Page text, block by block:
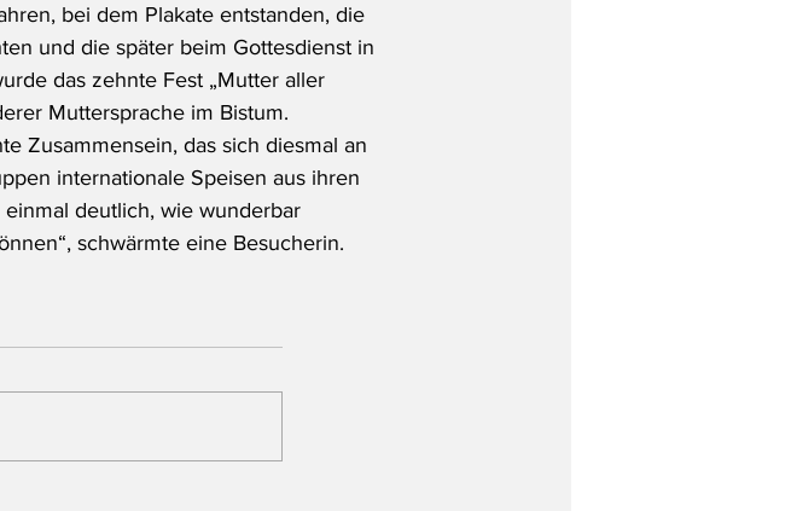
bei dem Plakate entstanden, die
und die später beim Gottesdienst in
das zehnte Fest „Mutter aller
Muttersprache im Bistum.
Zusammensein, das sich diesmal an
internationale Speisen aus ihren
deutlich, wie wunderbar
schwärmte eine Besucherin.